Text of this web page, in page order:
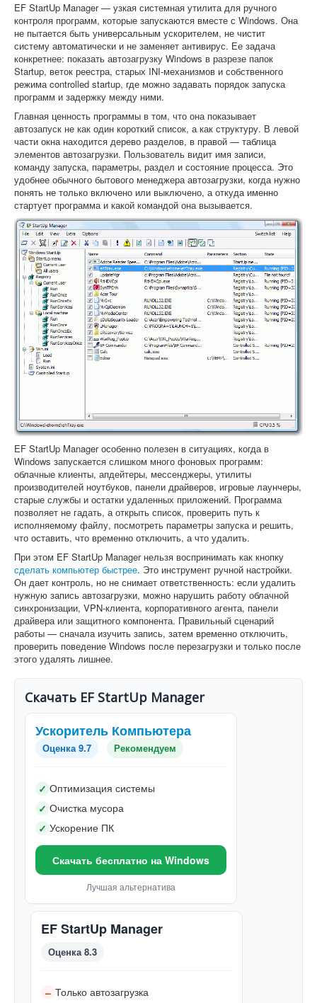
EF StartUp Manager — узкая системная утилита для ручного
контроля программ, которые запускаются вместе с Windows. Она
не пытается быть универсальным ускорителем, не чистит
систему автоматически и не заменяет антивирус. Ее задача
конкретнее: показать автозагрузку Windows в разрезе папок
Startup, веток реестра, старых INI-механизмов и собственного
режима controlled startup, где можно задавать порядок запуска
программ и задержку между ними.
Главная ценность программы в том, что она показывает
автозапуск не как один короткий список, а как структуру. В левой
части окна находится дерево разделов, в правой — таблица
элементов автозагрузки. Пользователь видит имя записи,
команду запуска, параметры, раздел и состояние процесса. Это
удобнее обычного бытового менеджера автозагрузки, когда нужно
понять не только включено или выключено, а откуда именно
стартует программа и какой командой она вызывается.
EF StartUp Manager особенно полезен в ситуациях, когда в
Windows запускается слишком много фоновых программ:
облачные клиенты, апдейтеры, мессенджеры, утилиты
производителей ноутбуков, панели драйверов, игровые лаунчеры,
старые службы и остатки удаленных приложений. Программа
позволяет не гадать, а открыть список, проверить путь к
исполняемому файлу, посмотреть параметры запуска и решить,
что оставить, что временно отключить, а что удалить.
При этом EF StartUp Manager нельзя воспринимать как кнопку
сделать компьютер быстрее. Это инструмент ручной настройки.
Он дает контроль, но не снимает ответственность: если удалить
нужную запись автозагрузки, можно нарушить работу облачной
синхронизации, VPN-клиента, корпоративного агента, панели
драйвера или защитного компонента. Правильный сценарий
работы — сначала изучить запись, затем временно отключить,
проверить поведение Windows после перезагрузки и только после
этого удалять лишнее.
Скачать EF StartUp Manager
Ускоритель Компьютера
Оценка 9.7 Рекомендуем
✓ Оптимизация системы
✓ Очистка мусора
✓ Ускорение ПК
Скачать бесплатно на Windows
Лучшая альтернатива
EF StartUp Manager
Оценка 8.3
– Только автозагрузка